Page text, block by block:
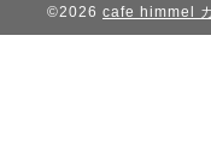
©2026 cafe himmel